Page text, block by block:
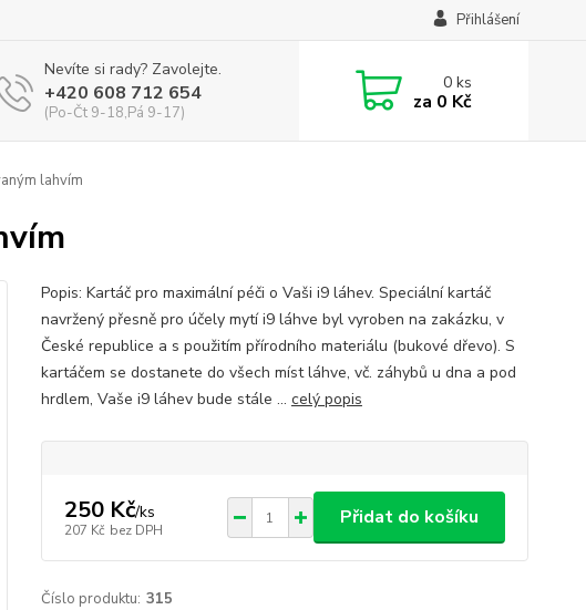
Přihlášení
Nevíte si rady? Zavolejte.
+420 608 712 654
(Po-Čt 9-18,Pá 9-17)
0ks
za 0 Kč
lahvím
Popis: Kartáč pro maximální péči o Vaši i9 láhev. Speciální kartáč
navržený přesně pro účely mytí i9 láhve byl vyroben na zakázku, v
České republice a s použitím přírodního materiálu (bukové dřevo). S
kartáčem se dostanete do všech míst láhve, vč. záhybů u dna a pod
hrdlem, Vaše i9 láhev bude stále ... celý popis
250 Kč/ks
207 Kč bez DPH
Přidat do košíku
Číslo produktu: 315